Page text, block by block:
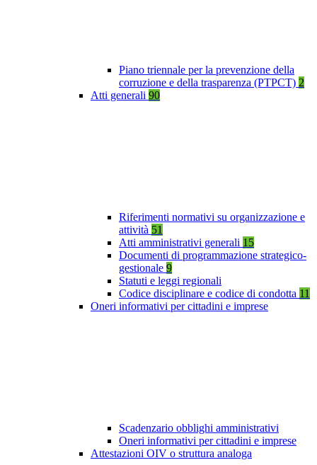
Piano triennale per la prevenzione della
corruzione e della trasparenza (PTPCT) 2
Atti generali 90
Riferimenti normativi su organizzazione e
attività 51
Atti amministrativi generali 15
Documenti di programmazione strategico-
gestionale 9
Statuti e leggi regionali
Codice disciplinare e codice di condotta 11
Oneri informativi per cittadini e imprese
Scadenzario obblighi amministrativi
Oneri informativi per cittadini e imprese
Attestazioni OIV o struttura analoga